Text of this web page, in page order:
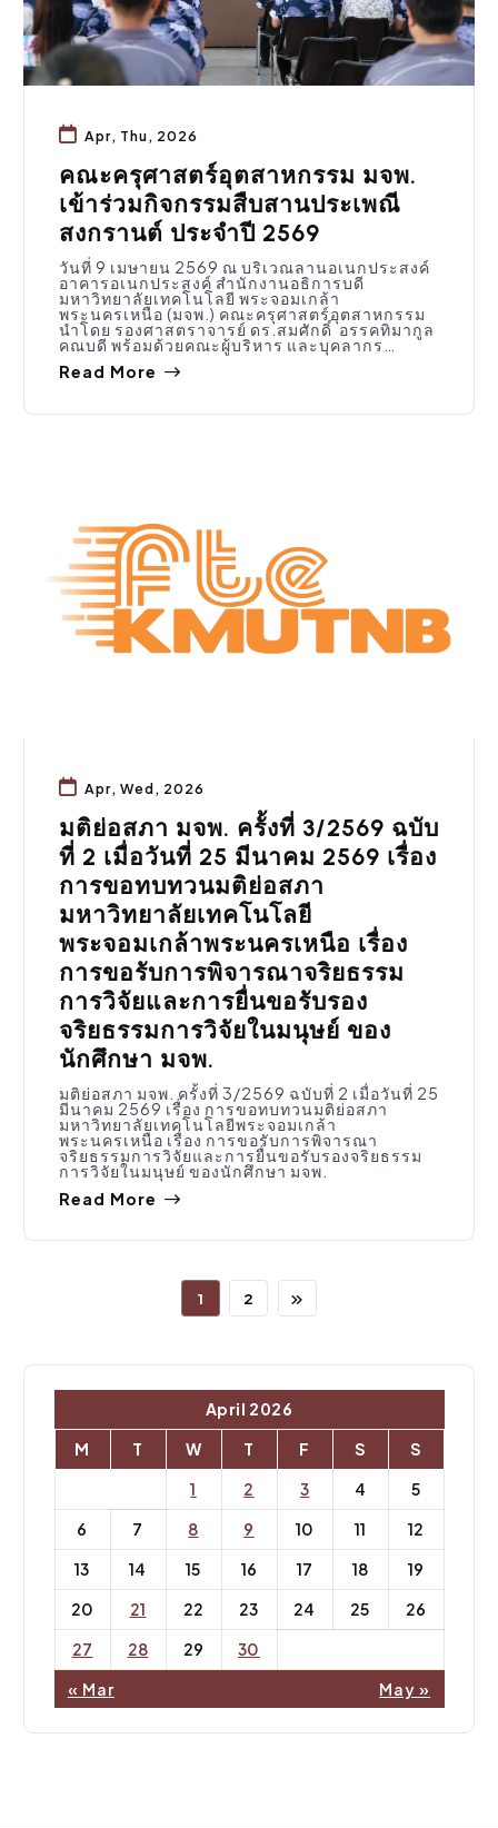
Apr, Thu, 2026
คณะครุศาสตร์อุตสาหกรรม มจพ.
เข้าร่วมกิจกรรมสืบสานประเพณี
สงกรานต์ ประจำปี 2569
วันที่ 9 เมษายน 2569 ณ บริเวณลานอเนกประสงค์
อาคารอเนกประสงค์ สำนักงานอธิการบดี
มหาวิทยาลัยเทคโนโลยี พระจอมเกล้า
พระนครเหนือ (มจพ.) คณะครุศาสตร์อุตสาหกรรม
นำโดย รองศาสตราจารย์ ดร.สมศักดิ์ อรรคทิมากูล
คณบดี พร้อมด้วยคณะผู้บริหาร และบุคลากร…
Read More
Apr, Wed, 2026
มติย่อสภา มจพ. ครั้งที่ 3/2569 ฉบับ
ที่ 2 เมื่อวันที่ 25 มีนาคม 2569 เรื่อง
การขอทบทวนมติย่อสภา
มหาวิทยาลัยเทคโนโลยี
พระจอมเกล้าพระนครเหนือ เรื่อง
การขอรับการพิจารณาจริยธรรม
การวิจัยและการยื่นขอรับรอง
จริยธรรมการวิจัยในมนุษย์ ของ
นักศึกษา มจพ.
มติย่อสภา มจพ. ครั้งที่ 3/2569 ฉบับที่ 2 เมื่อวันที่ 25
มีนาคม 2569 เรื่อง การขอทบทวนมติย่อสภา
มหาวิทยาลัยเทคโนโลยีพระจอมเกล้า
พระนครเหนือ เรื่อง การขอรับการพิจารณา
จริยธรรมการวิจัยและการยื่นขอรับรองจริยธรรม
การวิจัยในมนุษย์ ของนักศึกษา มจพ.
Read More
1 2
April 2026
M
T W T F S
S
1
2 3 4
5
6
7 8 9 10 11
12
13
14 15 16 17 18
19
20
21 22 23 24 25
26
27
28 29 30
« Mar May »